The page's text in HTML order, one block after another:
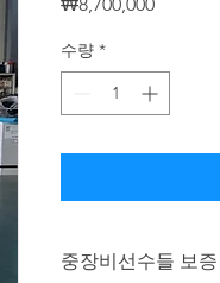
수량 *
중장비선수들 보증